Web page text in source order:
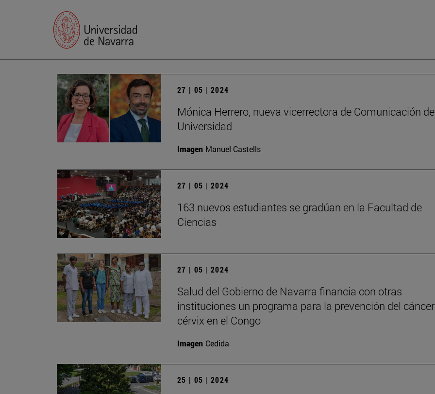
27 | 05 | 2024
Mónica Herrero, nueva vicerrectora de Comunicación
Universidad
Imagen Manuel Castells
27 | 05 | 2024
163 nuevos estudiantes se gradúan en la Facultad de
Ciencias
27 | 05 | 2024
Salud del Gobierno de Navarra financia con otras
instituciones un programa para la prevención del
cérvix en el Congo
Imagen Cedida
25 | 05 | 2024